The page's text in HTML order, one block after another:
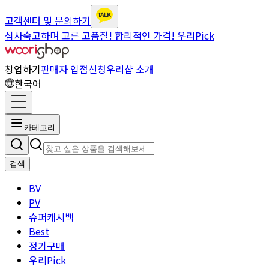
고객센터 및 문의하기
심사숙고하며 고른 고품질! 합리적인 가격! 우리Pick
창업하기판매자 입점신청우리샵 소개
한국어
카테고리
검색
BV
PV
슈퍼캐시백
Best
정기구매
우리Pick